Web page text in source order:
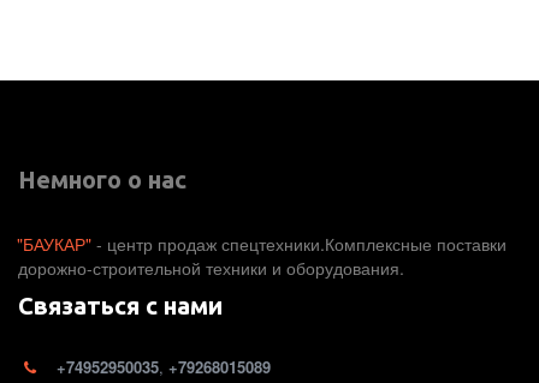
Немного о нас
"БАУКАР" - центр продаж спецтехники.Комплексные поставки
дорожно-строительной техники и оборудования.
Связаться с нами
+74952950035, +79268015089